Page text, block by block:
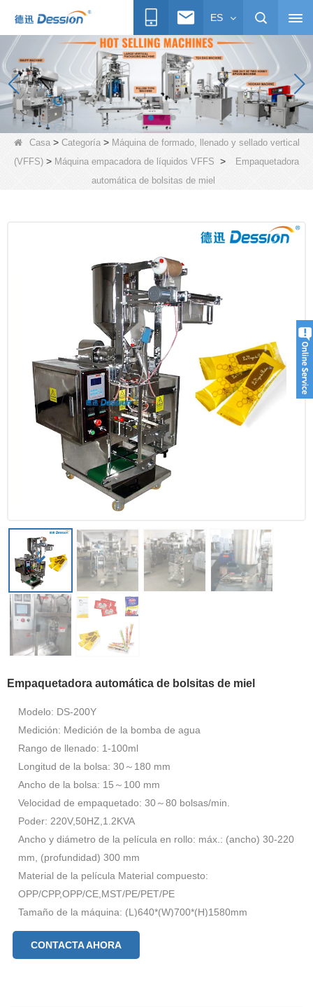
ES
Casa> Categoría> Máquina de formado, llenado y sellado vertical
(VFFS) > Máquina empacadora de líquidos VFFS >
Empaquetadora
automática de bolsitas de miel
Empaquetadora automática de bolsitas de miel
Modelo: DS-200Y
Medición: Medición de la bomba de agua
Rango de llenado: 1-100ml
Longitud de la bolsa: 30～180 mm
Ancho de la bolsa: 15～100 mm
Velocidad de empaquetado: 30～80 bolsas/min.
Poder: 220V,50HZ,1.2KVA
Ancho y diámetro de la película en rollo: máx.: (ancho) 30-220
mm, (profundidad) 300 mm
Material de la película Material compuesto:
OPP/CPP,OPP/CE,MST/PE/PET/PE
Tamaño de la máquina: (L)640*(W)700*(H)1580mm
Peso de la máquina: 300 KG
CONTACTA AHORA